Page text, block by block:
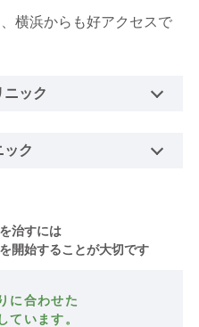
横浜からも好アクセスで
ック
ック
治すには
開始することが大切です
に合わせた
ています。